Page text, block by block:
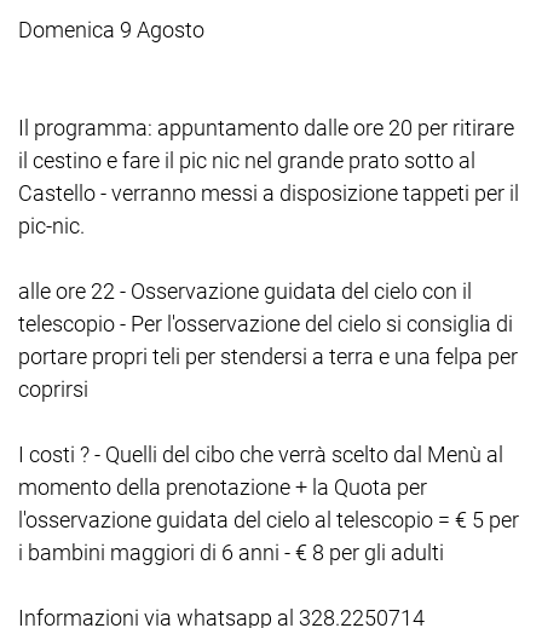
Domenica 9 Agosto
Il programma: appuntamento dalle ore 20 per ritirare
il cestino e fare il pic nic nel grande prato sotto al
Castello - verranno messi a disposizione tappeti per il
pic-nic.
alle ore 22 - Osservazione guidata del cielo con il
telescopio - Per l'osservazione del cielo si consiglia di
portare propri teli per stendersi a terra e una felpa per
coprirsi
I costi ? - Quelli del cibo che verrà scelto dal Menù al
momento della prenotazione + la Quota per
l'osservazione guidata del cielo al telescopio = € 5 per
i bambini maggiori di 6 anni - € 8 per gli adulti
Informazioni via whatsapp al 328.2250714